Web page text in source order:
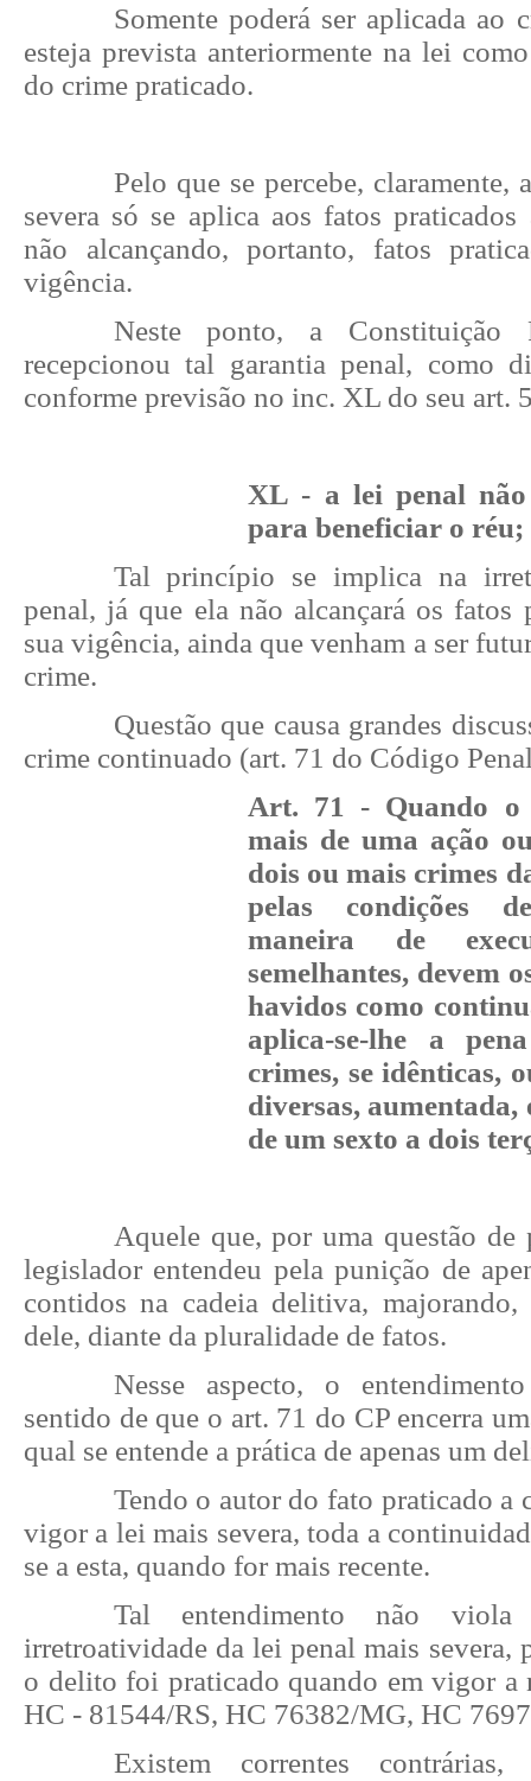
Somente poderá ser aplicada ao
esteja prevista anteriormente na lei
do crime praticado.
Pelo que se percebe, claramente,
severa só se aplica aos fatos
não alcançando, portanto, fatos
vigência.
Neste ponto, a Constituição
recepcionou tal garantia penal, como
conforme previsão no inc. XL do seu art.
XL - a lei penal
para beneficiar o réu;
Tal princípio se implica na
penal, já que ela não alcançará os fatos
sua vigência, ainda que venham a ser
crime.
Questão que causa grandes
crime continuado (art. 71 do Código
Art. 71 - Quando o
mais de uma ação
dois ou mais crimes
pelas condições
maneira de
semelhantes, devem
havidos como
aplica-se-lhe a
crimes, se idênticas,
diversas, aumentada,
de um sexto a dois
Aquele que, por uma questão
legislador entendeu pela punição de
contidos na cadeia delitiva, majorando,
dele, diante da pluralidade de fatos.
Nesse aspecto, o
sentido de que o art. 71 do CP encerra
qual se entende a prática de apenas um
Tendo o autor do fato praticado a
vigor a lei mais severa, toda a
se a esta, quando for mais recente.
Tal entendimento não
irretroatividade da lei penal mais severa,
o delito foi praticado quando em vigor a
HC - 81544/RS, HC 76382/MG, HC
Existem correntes